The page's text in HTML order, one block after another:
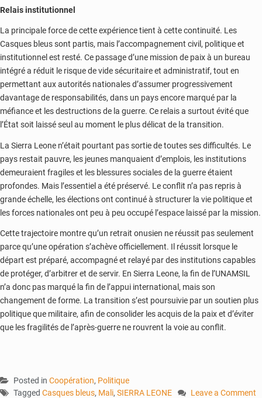
Relais institutionnel
La principale force de cette expérience tient à cette continuité. Les
Casques bleus sont partis, mais l’accompagnement civil, politique et
institutionnel est resté. Ce passage d’une mission de paix à un bureau
intégré a réduit le risque de vide sécuritaire et administratif, tout en
permettant aux autorités nationales d’assumer progressivement
davantage de responsabilités, dans un pays encore marqué par la
méfiance et les destructions de la guerre. Ce relais a surtout évité que
l’État soit laissé seul au moment le plus délicat de la transition.
La Sierra Leone n’était pourtant pas sortie de toutes ses difficultés. Le
pays restait pauvre, les jeunes manquaient d’emplois, les institutions
demeuraient fragiles et les blessures sociales de la guerre étaient
profondes. Mais l’essentiel a été préservé. Le conflit n’a pas repris à
grande échelle, les élections ont continué à structurer la vie politique et
les forces nationales ont peu à peu occupé l’espace laissé par la mission.
Cette trajectoire montre qu’un retrait onusien ne réussit pas seulement
parce qu’une opération s’achève officiellement. Il réussit lorsque le
départ est préparé, accompagné et relayé par des institutions capables
de protéger, d’arbitrer et de servir. En Sierra Leone, la fin de l’UNAMSIL
n’a donc pas marqué la fin de l’appui international, mais son
changement de forme. La transition s’est poursuivie par un soutien plus
politique que militaire, afin de consolider les acquis de la paix et d’éviter
que les fragilités de l’après-guerre ne rouvrent la voie au conflit.
Posted in Coopération, Politique
Tagged Casques bleus, Mali, SIERRA LEONE
Leave a Comment